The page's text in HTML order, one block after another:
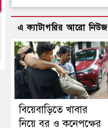
এ ক্যাটাগরির আরো নিউজ
বিয়েবাড়িতে খাবার
নিয়ে বর ও কনেপক্ষের